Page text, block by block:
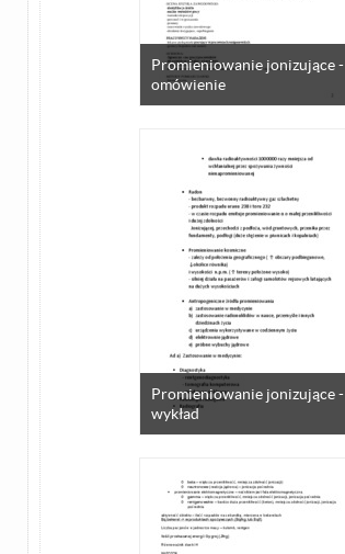
Promieniowanie jonizujące -
omówienie
Promieniowanie jonizujące -
wykład